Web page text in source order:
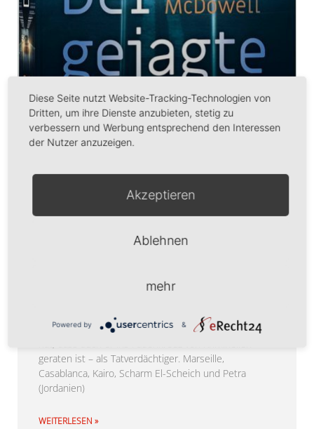
Der gejagte Zeuge
Geschäftsführer einer Sicherheitsfirma und allem
ägyptischen Multimillionär Rafiq Ramsey, flieht aus
Monte Carlo, nachdem er schnell herausgefunden
geraten ist – als Tatverdächtiger. Marseille,
Casablanca, Kairo, Scharm El-Scheich und Petra
(Jordanien)
WEITERLESEN »
Diese Seite nutzt Website-Tracking-Technologien von
Dritten, um ihre Dienste anzubieten, stetig zu
verbessern und Werbung entsprechend den Interessen
der Nutzer anzuzeigen.
Akzeptieren
Ablehnen
mehr
Powered by &